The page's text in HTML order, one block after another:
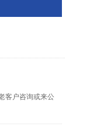
客户咨询或来公